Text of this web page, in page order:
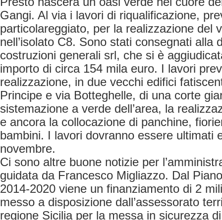
Gangi. Al via i lavori di riqualificazione,
particolareggiato, per la realizzazione del
nell’isolato C8. Sono stati consegnati alla
costruzioni generali srl, che si è
importo di circa 154 mila euro. I lavori
realizzazione, in due vecchi edifici
Principe e via Botteghelle, di una corte
sistemazione a verde dell’area, la
e ancora la collocazione di panchine,
bambini. I lavori dovranno essere ultimati
novembre.
Ci sono altre buone notizie per
guidata da Francesco Migliazzo. Dal
2014-2020 viene un finanziamento di 2
messo a disposizione dall’assessorato
regione Sicilia per la messa in sicurezza